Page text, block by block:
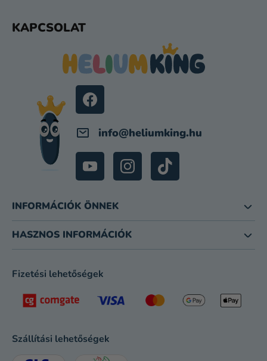
KAPCSOLAT
info@heliumking.hu
INFORMÁCIÓK ÖNNEK
HASZNOS INFORMÁCIÓK
Fizetési lehetőségek
Szállítási lehetőségek